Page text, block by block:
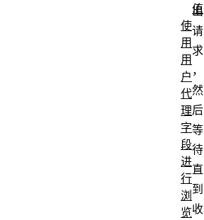
出
请
求
，
然
后
等
待
直
到
收
值
使
用
用
户
代
理
字
段
进
行
浏
览